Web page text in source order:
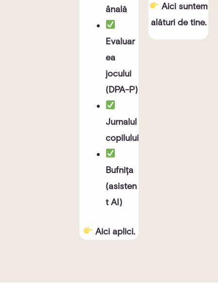
ânală
Evaluar
ea
jocului
(DPA-P)
Jurnalul
copilului
Bufnița
(asisten
t AI)
Aici aplici.
Aici suntem
alături de tine.